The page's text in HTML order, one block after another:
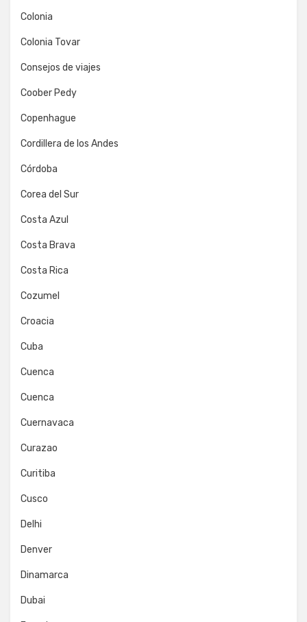
Colonia
Colonia Tovar
Consejos de viajes
Coober Pedy
Copenhague
Cordillera de los Andes
Córdoba
Corea del Sur
Costa Azul
Costa Brava
Costa Rica
Cozumel
Croacia
Cuba
Cuenca
Cuenca
Cuernavaca
Curazao
Curitiba
Cusco
Delhi
Denver
Dinamarca
Dubai